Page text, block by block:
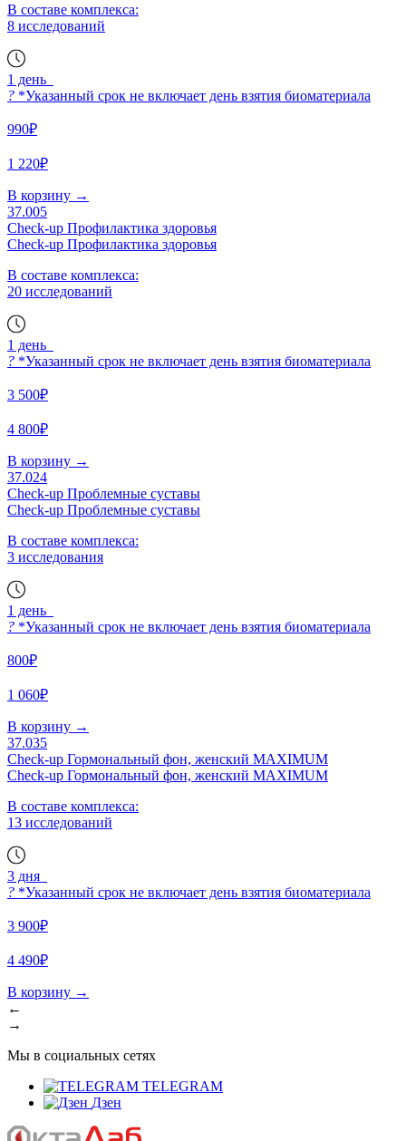
В составе комплекса:
8 исследований
1 день
? *Указанный срок не включает день взятия биоматериала
990₽
1 220₽
В корзину →
37.005
Check-up Профилактика здоровья
Check-up Профилактика здоровья
В составе комплекса:
20 исследований
1 день
? *Указанный срок не включает день взятия биоматериала
3 500₽
4 800₽
В корзину →
37.024
Check-up Проблемные суставы
Check-up Проблемные суставы
В составе комплекса:
3 исследования
1 день
? *Указанный срок не включает день взятия биоматериала
800₽
1 060₽
В корзину →
37.035
Check-up Гормональный фон, женский MAXIMUM
Check-up Гормональный фон, женский MAXIMUM
В составе комплекса:
13 исследований
3 дня
? *Указанный срок не включает день взятия биоматериала
3 900₽
4 490₽
В корзину →
←
→
Мы в социальных сетях
TELEGRAM
Дзен